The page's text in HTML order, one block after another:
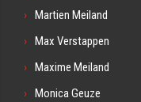
Martien Meiland
Max Verstappen
Maxime Meiland
Monica Geuze